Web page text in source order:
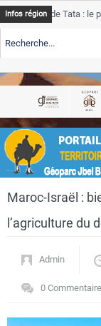
Close
Actualités
Infos région
de Tata : le programme
TSGJB Tourisme :
TSGJB Tourisme
Maroc-Israël :
l’agriculture du
Admin
0